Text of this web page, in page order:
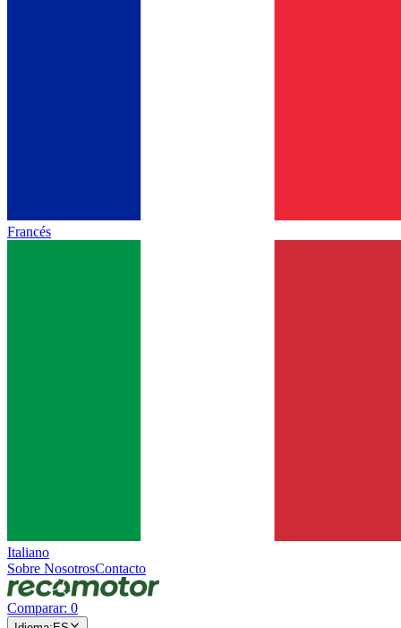
Francés
Italiano
Sobre NosotrosContacto
Comparar: 0